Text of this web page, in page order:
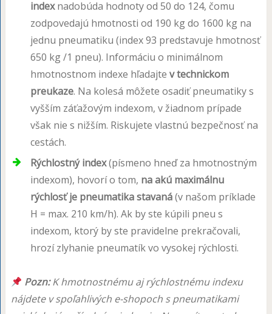
indexnadobúda hodnoty od 50 do 124, čomu
zodpovedajú hmotnosti od 190 kg do 1600 kg na
jednu pneumatiku (index 93 predstavuje hmotnosť
650 kg /1 pneu). Informáciu o minimálnom
hmotnostnom indexe hľadajte v technickom
preukaze. Na kolesá môžete osadiť pneumatiky s
vyšším záťažovým indexom, v žiadnom prípade
však nie s nižším. Riskujete vlastnú bezpečnosť na
cestách.
Rýchlostný index(písmeno hneď za hmotnostným
indexom), hovorí o tom, na akú maximálnu
rýchlosť je pneumatika stavaná(v našom príklade
H = max. 210 km/h). Ak by ste kúpili pneu s
indexom, ktorý by ste pravidelne prekračovali,
hrozí zlyhanie pneumatík vo vysokej rýchlosti.
Pozn:K hmotnostnému aj rýchlostnému indexu
nájdete v spoľahlivých e-shopoch s pneumatikami